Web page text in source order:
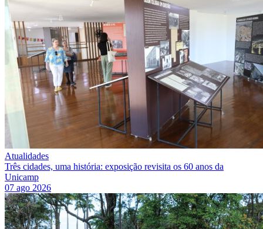
Atualidades
Três cidades, uma história: exposição revisita os 60 anos da
Unicamp
07 ago 2026